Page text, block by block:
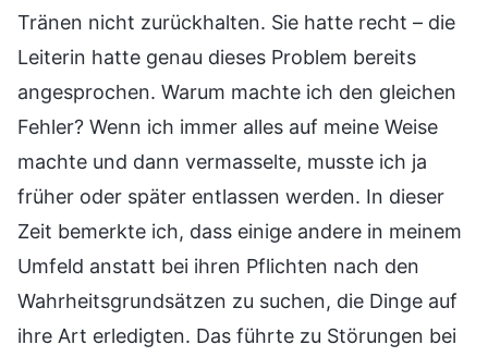
Tränen nicht zurückhalten. Sie hatte recht – die
Leiterin hatte genau dieses Problem bereits
angesprochen. Warum machte ich den gleichen
Fehler? Wenn ich immer alles auf meine Weise
machte und dann vermasselte, musste ich ja
früher oder später entlassen werden. In dieser
Zeit bemerkte ich, dass einige andere in meinem
Umfeld anstatt bei ihren Pflichten nach den
Wahrheitsgrundsätzen zu suchen, die Dinge auf
ihre Art erledigten. Das führte zu Störungen bei